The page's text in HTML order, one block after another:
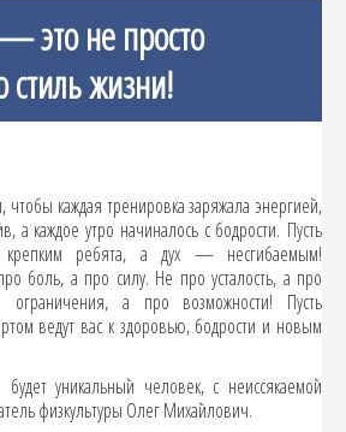
это не просто
стиль жизни!
каждая тренировка заряжала энергией,
а каждое утро начиналось с бодрости. Пусть
крепким ребята, а дух — несгибаемым!
боль, а про силу. Не про усталость, а про
а про возможности! Пусть
ведут вас к здоровью, бодрости и новым
уникальный человек, с неиссякаемой
физкультуры Олег Михайлович.